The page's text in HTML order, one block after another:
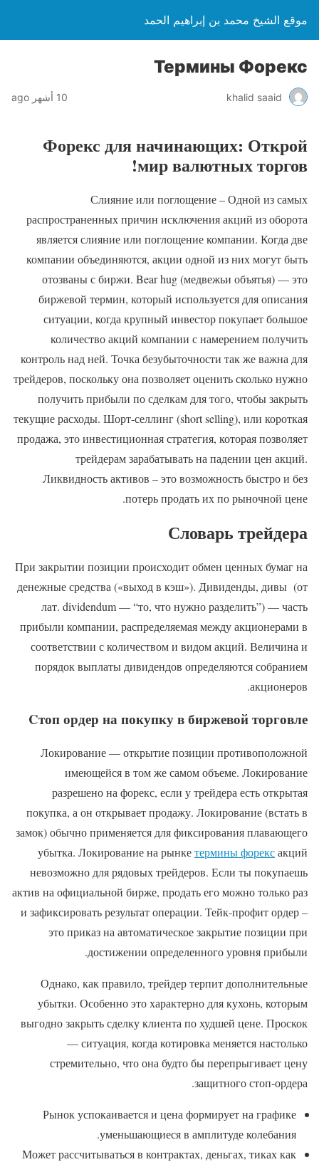
موقع الشيخ محمد بن إبراهيم الحمد
Термины Форекс
khalid saaid 10 أشهر ago
Форекс для начинающих: Открой
мир валютных торгов!
Слияние или поглощение – Одной из самых
распространенных причин исключения акций из оборота
является слияние или поглощение компании. Когда две
компании объединяются, акции одной из них могут быть
отозваны с биржи. Bear hug (медвежьи объятья) — это
биржевой термин, который используется для описания
ситуации, когда крупный инвестор покупает большое
количество акций компании с намерением получить
контроль над ней. Точка безубыточности так же важна для
трейдеров, поскольку она позволяет оценить сколько нужно
получить прибыли по сделкам для того, чтобы закрыть
текущие расходы. Шорт-селлинг (short selling), или короткая
продажа, это инвестиционная стратегия, которая позволяет
трейдерам зарабатывать на падении цен акций.
Ликвидность активов – это возможность быстро и без
потерь продать их по рыночной цене.
Словарь трейдера
При закрытии позиции происходит обмен ценных бумаг на
денежные средства («выход в кэш»). Дивиденды, дивы (от
лат. dividendum — “то, что нужно разделить”) — часть
прибыли компании, распределяемая между акционерами в
соответствии с количеством и видом акций. Величина и
порядок выплаты дивидендов определяются собранием
акционеров.
Cтоп ордер на покупку в биржевой торговле
Локирование — открытие позиции противоположной
имеющейся в том же самом объеме. Локирование
разрешено на форекс, если у трейдера есть открытая
покупка, а он открывает продажу. Локирование (встать в
замок) обычно применяется для фиксирования плавающего
убытка. Локирование на рынкетермины форексакций
невозможно для рядовых трейдеров. Если ты покупаешь
актив на официальной бирже, продать его можно только раз
и зафиксировать результат операции. Тейк-профит ордер –
это приказ на автоматическое закрытие позиции при
достижении определенного уровня прибыли.
Однако, как правило, трейдер терпит дополнительные
убытки. Особенно это характерно для кухонь, которым
выгодно закрыть сделку клиента по худшей цене. Проскок
— ситуация, когда котировка меняется настолько
стремительно, что она будто бы перепрыгивает цену
защитного стоп-ордера.
Рынок успокаивается и цена формирует на графике
уменьшающиеся в амплитуде колебания.
Может рассчитываться в контрактах, деньгах, тиках как